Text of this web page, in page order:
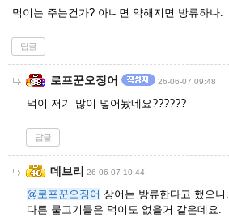
먹이는 주는건가? 아니면 약해지면 방류하나.
답글
로프꾼오징어 26-06-07 09:48
먹이 저기 많이 넣어놨네요??????
답글
데브리 26-06-07 10:44
@로프꾼오징어 상어는 방류한다고 했으니.
다른 물고기들은 먹이도 없을거 같은데요.